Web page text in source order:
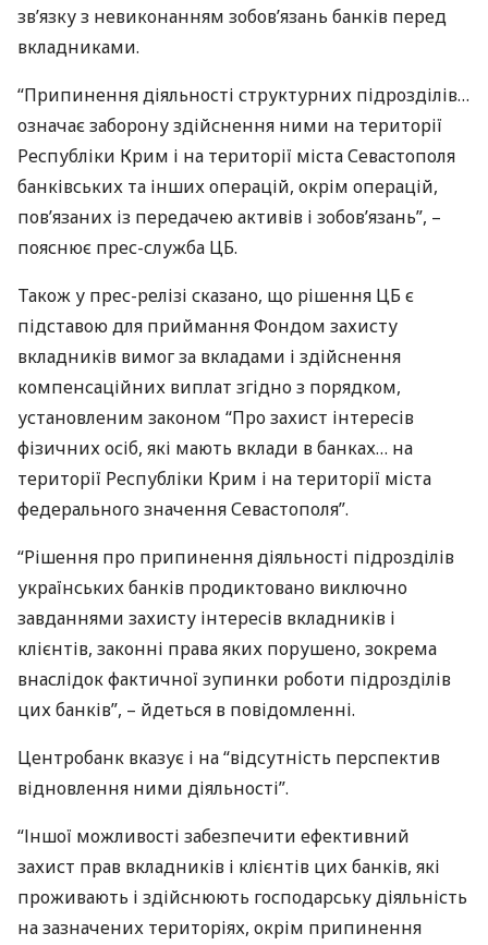
зв’язку з невиконанням зобов’язань банків перед
вкладниками.
“Припинення діяльності структурних підрозділів…
означає заборону здійснення ними на території
Республіки Крим і на території міста Севастополя
банківських та інших операцій, окрім операцій,
пов’язаних із передачею активів і зобов’язань”, –
пояснює прес-служба ЦБ.
Також у прес-релізі сказано, що рішення ЦБ є
підставою для приймання Фондом захисту
вкладників вимог за вкладами і здійснення
компенсаційних виплат згідно з порядком,
установленим законом “Про захист інтересів
фізичних осіб, які мають вклади в банках… на
території Республіки Крим і на території міста
федерального значення Севастополя”.
“Рішення про припинення діяльності підрозділів
українських банків продиктовано виключно
завданнями захисту інтересів вкладників і
клієнтів, законні права яких порушено, зокрема
внаслідок фактичної зупинки роботи підрозділів
цих банків”, – йдеться в повідомленні.
Центробанк вказує і на “відсутність перспектив
відновлення ними діяльності”.
“Іншої можливості забезпечити ефективний
захист прав вкладників і клієнтів цих банків, які
проживають і здійснюють господарську діяльність
на зазначених територіях, окрім припинення